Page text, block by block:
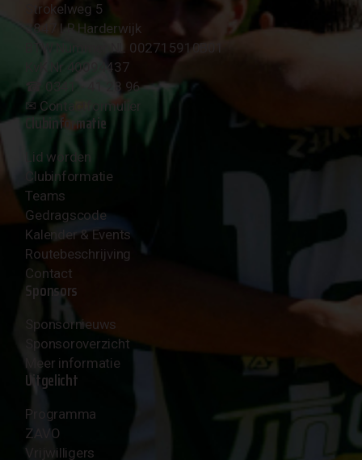
Strokelweg 5
3847 LR Harderwijk
BTW Nummer NL 002715910B01
KvK Nr 40094437
☎︎ 0341 - 41 28 96
✉︎ Contactformulier
Clubinformatie
Lid worden
Clubinformatie
Teams
Gedragscode
Kalender & Events
Routebeschrijving
Contact
Sponsors
Sponsornieuws
Sponsoroverzicht
Meer informatie
Uitgelicht
Programma
ZAVO
Vrijwilligers